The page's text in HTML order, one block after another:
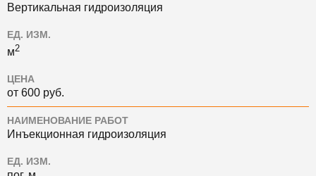
Вертикальная гидроизоляция
ЕД. ИЗМ.
м2
ЦЕНА
от 600 руб.
НАИМЕНОВАНИЕ РАБОТ
Инъекционная гидроизоляция
ЕД. ИЗМ.